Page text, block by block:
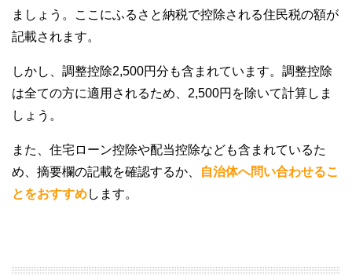
ましょう。ここにふるさと納税で控除される住民税の額が
記載されます。
しかし、調整控除2,500円分も含まれています。調整控除
は全ての方に適用されるため、2,500円を除いて計算しま
しょう。
また、住宅ローン控除や配当控除なども含まれているた
め、摘要欄の記載を確認するか、
自治体へ問い合わせるこ
とをおすすめします。